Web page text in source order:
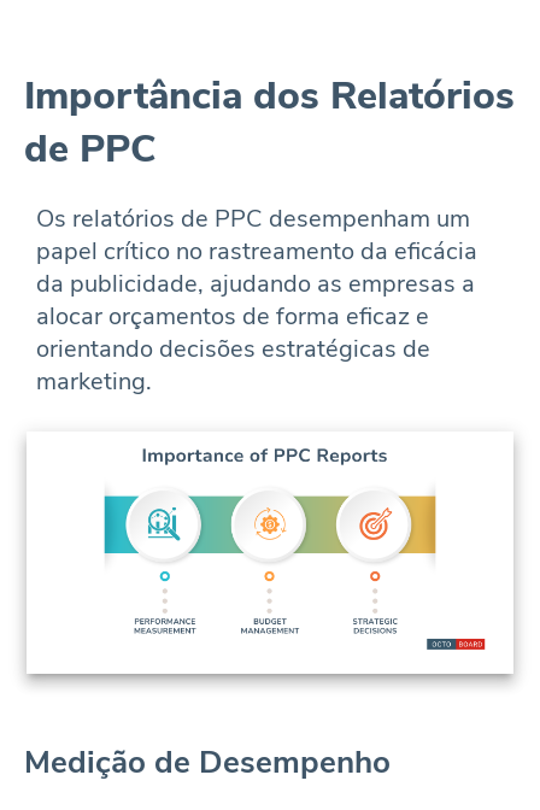
Importância dos Relatórios
de PPC
Os relatórios de PPC desempenham um
papel crítico no rastreamento da eficácia
da publicidade, ajudando as empresas a
alocar orçamentos de forma eficaz e
orientando decisões estratégicas de
marketing.
Medição de Desempenho